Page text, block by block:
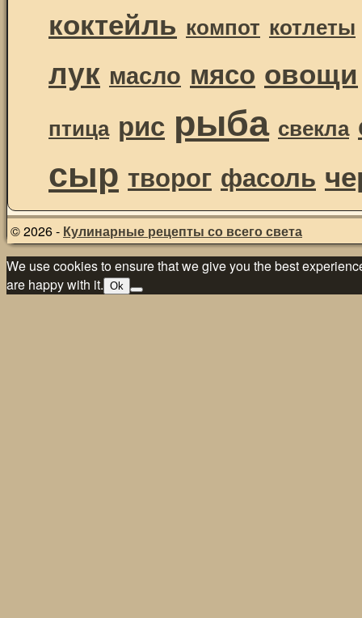
коктейль компот котлеты
лук масло мясо овощи
птица рис рыба свекла
сыр творог фасоль
© 2026 - Кулинарные рецепты со всего света
We use cookies to ensure that we give you the best
are happy with it. Ok